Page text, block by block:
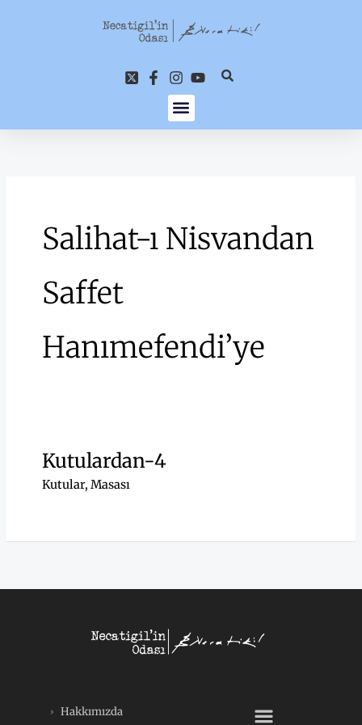
Salihat-ı Nisvandan
Saffet
Hanımefendi’ye
Kutulardan-4
Kutular, Masası
Hakkımızda Menü